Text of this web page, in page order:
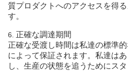
質プロダクトへのアクセスを得
す。
6. 正確な調達期間
正確な受渡し時間は私達の標準
によって保証されます。私達は
し、生産の状態を追うためにス